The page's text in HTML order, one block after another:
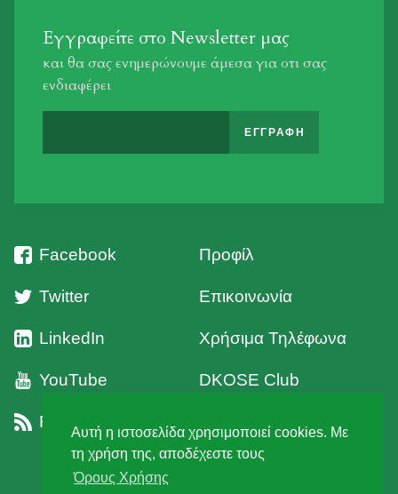
Αυτή η ιστοσελίδα χρησιμοποιεί cookies. Με
τη χρήση της, αποδέχεστε τους
Όρους Χρήσης
Εγγραφείτε στο Newsletter μας
και θα σας ενημερώνουμε άμεσα για οτι σας
ενδιαφέρει
Facebook
Twitter
LinkedIn
YouTube
RSS
Προφίλ
Επικοινωνία
Χρήσιμα Τηλέφωνα
DKOSE Club
Όροι Χρήσης